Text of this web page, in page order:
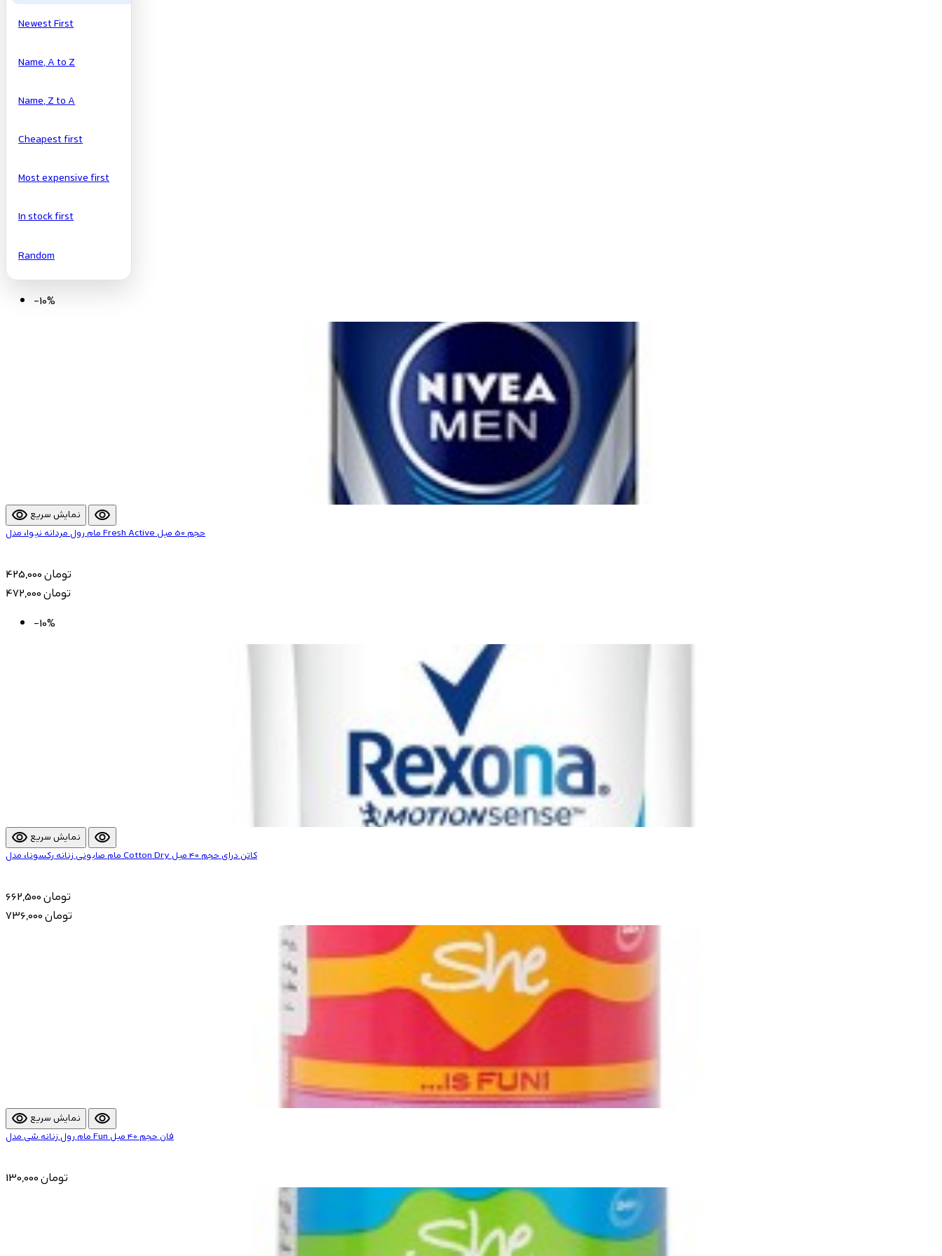
Newest First
Name, A to Z
Name, Z to A
Cheapest first
Most expensive first
In stock first
Random
-10%
visibility نمایش سریع visibility
مام رول مردانه نیوا، مدل Fresh Active حجم 50 میل
425,000 تومان
472,000 تومان
-10%
visibility نمایش سریع visibility
مام صابونی زنانه رکسونا، مدل Cotton Dry کاتن درای حجم 40 میل
662,500 تومان
736,000 تومان
visibility نمایش سریع visibility
مام رول زنانه شی مدل Fun فان حجم 40 میل
130,000 تومان